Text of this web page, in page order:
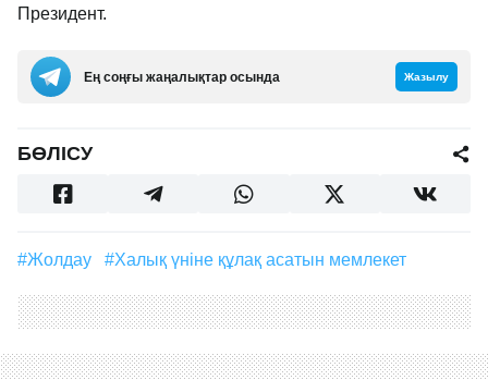
Президент.
Ең соңғы жаңалықтар осында Жазылу
БӨЛІСУ
#жолдау #халық үніне құлақ асатын мемлекет